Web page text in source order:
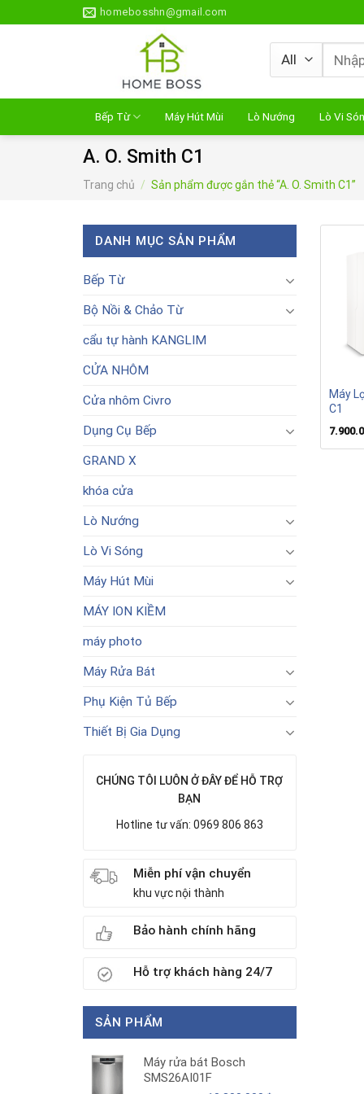
to
homebosshn@gmail.com
Tìm
kiếm:
Bếp Từ Máy Hút Mùi Lò Nướng Lò Vi
A. O. Smith C1
Trang chủ / Sản phẩm được gắn thẻ “A. O. Smith C1”
DANH MỤC SẢN PHẨM
Bếp Từ
Bộ Nồi & Chảo Từ
cẩu tự hành KANGLIM
CỬA NHÔM
Cửa nhôm Civro
Dụng Cụ Bếp
GRAND X
khóa cửa
Lò Nướng
Lò Vi Sóng
Máy Hút Mùi
MÁY ION KIỀM
máy photo
Máy Rửa Bát
Phụ Kiện Tủ Bếp
Thiết Bị Gia Dụng
CHÚNG TÔI LUÔN Ở ĐÂY ĐỂ HỖ TRỢ
BẠN
Hotline tư vấn: 0969 806 863
Miễn phí vận chuyển
khu vực nội thành
Bảo hành chính hãng
Hỗ trợ khách hàng 24/7
SẢN PHẨM
Máy rửa bát Bosch
SMS26AI01F
Máy
C1